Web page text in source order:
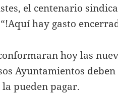
el centenario
hay gasto
hoy las
Ayuntamientos
pueden pagar.